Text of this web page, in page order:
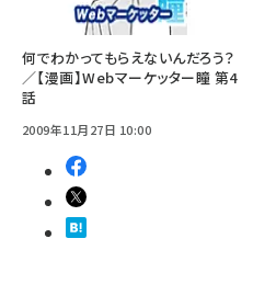
何でわかってもらえないんだろう？
／【漫画】Webマーケッター瞳 第4
話
2009年11月27日 10:00